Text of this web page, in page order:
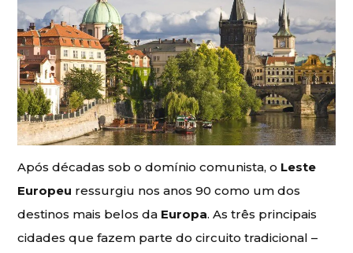
Após décadas sob o domínio comunista, o Leste
Europeu ressurgiu nos anos 90 como um dos
destinos mais belos da Europa. As três principais
cidades que fazem parte do circuito tradicional –